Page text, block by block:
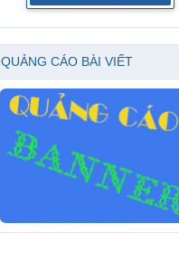
QUẢNG CÁO BÀI VIẾT